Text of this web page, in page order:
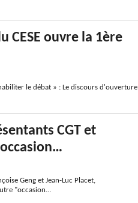
CESE ouvre la 1ère
le débat » : Le discours d'ouverture
CGT et
Geng et Jean-Luc Placet,
"occasion…